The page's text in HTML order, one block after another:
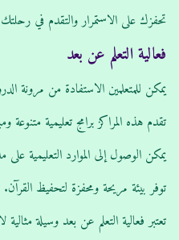
تحفزك على الاستمرار والتقدم في
فعالية التعلم عن بعد
يمكن للمتعلمين الاستفادة من مرونة
تقدم هذه المراكز برامج تعليمية متنوعة
يمكن الوصول إلى الموارد التعليمية على
توفر بيئة مريحة ومحفزة لتحفيظ القرآن.
تعتبر فعالية التعلم عن بعد وسيلة